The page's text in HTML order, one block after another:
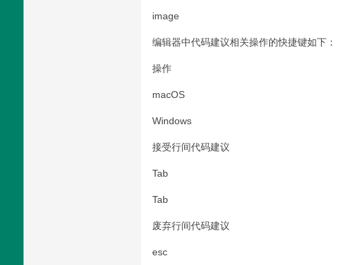
image
编辑器中代码建议相关操作的快捷键如下：
操作
macOS
Windows
接受行间代码建议
Tab
Tab
废弃行间代码建议
esc